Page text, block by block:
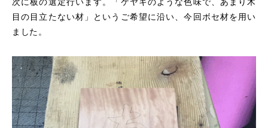
次に板の選定行います。「ケヤキのような色味で、あまり木
目の目立たない材」というご希望に沿い、今回ボセ材を用い
ました。